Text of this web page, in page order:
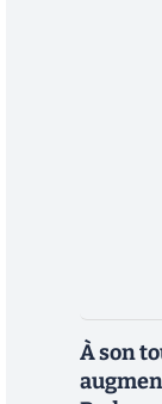
À son